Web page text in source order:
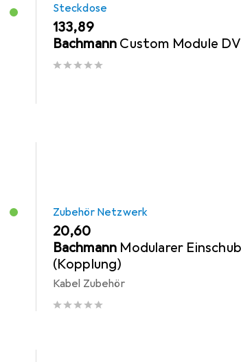
Steckdose
EUR
133,89
Bachmann Custom Module
Zubehör Netzwerk
EUR
20,60
Bachmann Modularer Einschub
(Kopplung)
Kabel Zubehör